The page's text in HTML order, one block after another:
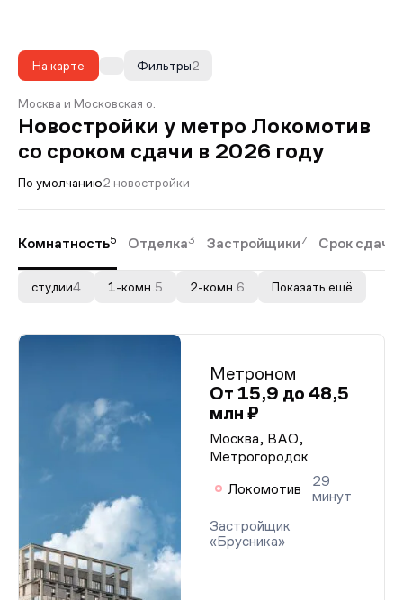
На карте 2
Фильтры
Москва и Московская о.
Новостройки у метро Локомотив
со сроком сдачи в 2026 году
По умолчанию2 новостройки
Комнатность5 Отделка3 Застройщики7 Срок сдачи
студии4 1-комн. 5 2-комн. 6 Показать ещё
Метроном
От 15,9 до 48,5
млн ₽
Москва, ВАО,
Метрогородок
Локомотив
29
минут
Застройщик
«Брусника»